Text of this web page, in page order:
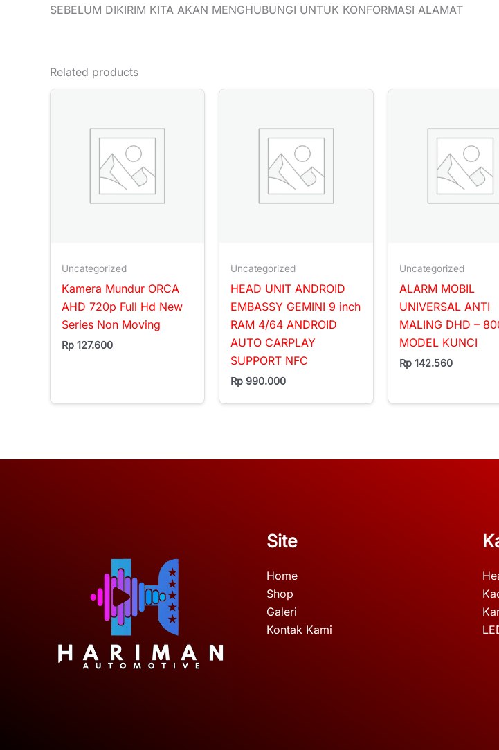
SEBELUM DIKIRIM KITA AKAN MENGHUBUNGI UNTUK KONFORMASI ALAMAT
Related products
Uncategorized
Kamera Mundur ORCA
AHD 720p Full Hd New
Series Non Moving
Rp 127.600
Uncategorized
HEAD UNIT ANDROID
EMBASSY GEMINI 9 inch
RAM 4/64 ANDROID
AUTO CARPLAY
SUPPORT NFC
Rp 990.000
Uncategorized
ALARM MOBIL
UNIVERSAL ANTI
MALING DHD –
MODEL KUNCI
Rp 142.560
Site
Home
Shop
Galeri
Kontak Kami